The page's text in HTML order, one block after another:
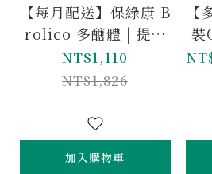
【每月配送】保綠康 B
rolico 多醣體 | 提升
保護力、體力、睡眠力
| 首月5折，續期享6折
>
NT$1,110
NT$1,826
加入購物車
裝